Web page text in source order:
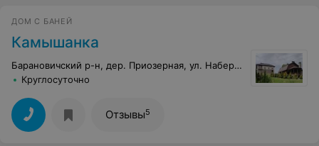
ДОМ С БАНЕЙ
Камышанка
Барановичский р-н, дер. Приозерная, ул. Набережная, 1
Круглосуточно
Отзывы5